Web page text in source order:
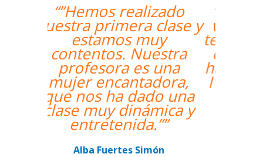
“”The course is going
well and Eugenia, my
teacher, is fantastic. My
communication skills
have improved greatly.
I'm really enjoying the
lessons!””
Miguel Eufrasio
Groupe GM